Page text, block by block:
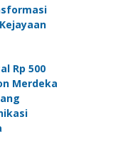
Rp 500
Merdeka